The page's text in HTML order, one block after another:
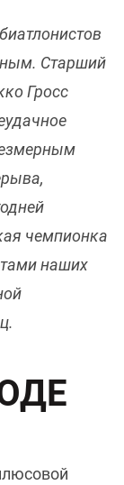
Старший
Гросс
чемпионка
наших